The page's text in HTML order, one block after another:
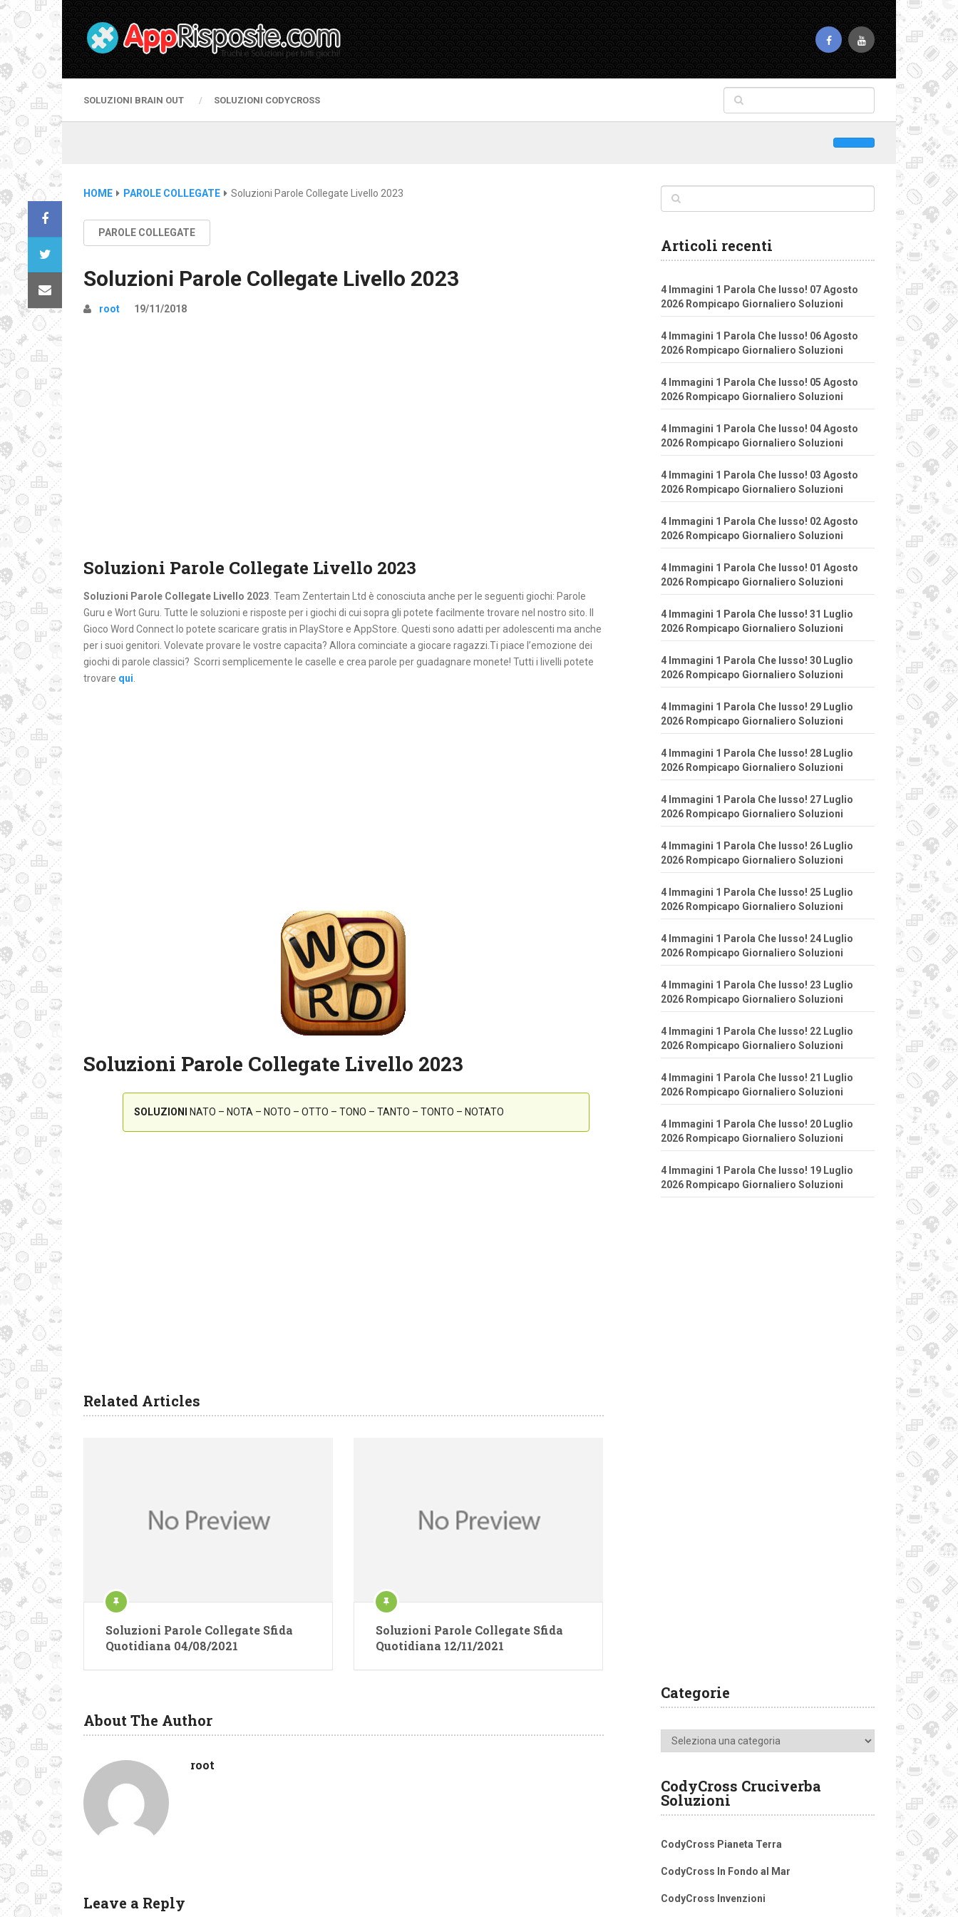
SOLUZIONI BRAIN OUT SOLUZIONI CODYCROSS
HOME PAROLE COLLEGATE Soluzioni Parole Collegate Livello 2023
PAROLE COLLEGATE
Soluzioni Parole Collegate Livello 2023
root 19/11/2018
Soluzioni Parole Collegate Livello 2023
Soluzioni Parole Collegate Livello 2023 . Team Zentertain Ltd è conosciuta anche per le seguenti giochi: Parole
Guru e Wort Guru. Tutte le soluzioni e risposte per i giochi di cui sopra gli potete facilmente trovare nel nostro sito. Il
Gioco Word Connect lo potete scaricare gratis in PlayStore e AppStore. Questi sono adatti per adolescenti ma anche
per i suoi genitori. Volevate provare le vostre capacita? Allora cominciate a giocare ragazzi.Ti piace l’emozione dei
giochi di parole classici? Scorri semplicemente le caselle e crea parole per guadagnare monete! Tutti i livelli potete
trovare qui
Soluzioni Parole Collegate Livello 2023
SOLUZIONI NATO – NOTA – NOTO – OTTO – TONO – TANTO – TONTO – NOTATO
Related Articles
Soluzioni Parole Collegate Sfida
Quotidiana 04/08/2021
Soluzioni Parole Collegate Sfida
Quotidiana 12/11/2021
About The Author
root
Leave a Reply
Articoli recenti
4 Immagini 1 Parola Che lusso! 07 Agosto
2026 Rompicapo Giornaliero Soluzioni
4 Immagini 1 Parola Che lusso! 06 Agosto
2026 Rompicapo Giornaliero Soluzioni
4 Immagini 1 Parola Che lusso! 05 Agosto
2026 Rompicapo Giornaliero Soluzioni
4 Immagini 1 Parola Che lusso! 04 Agosto
2026 Rompicapo Giornaliero Soluzioni
4 Immagini 1 Parola Che lusso! 03 Agosto
2026 Rompicapo Giornaliero Soluzioni
4 Immagini 1 Parola Che lusso! 02 Agosto
2026 Rompicapo Giornaliero Soluzioni
4 Immagini 1 Parola Che lusso! 01 Agosto
2026 Rompicapo Giornaliero Soluzioni
4 Immagini 1 Parola Che lusso! 31 Luglio
2026 Rompicapo Giornaliero Soluzioni
4 Immagini 1 Parola Che lusso! 30 Luglio
2026 Rompicapo Giornaliero Soluzioni
4 Immagini 1 Parola Che lusso! 29 Luglio
2026 Rompicapo Giornaliero Soluzioni
4 Immagini 1 Parola Che lusso! 28 Luglio
2026 Rompicapo Giornaliero Soluzioni
4 Immagini 1 Parola Che lusso! 27 Luglio
2026 Rompicapo Giornaliero Soluzioni
4 Immagini 1 Parola Che lusso! 26 Luglio
2026 Rompicapo Giornaliero Soluzioni
4 Immagini 1 Parola Che lusso! 25 Luglio
2026 Rompicapo Giornaliero Soluzioni
4 Immagini 1 Parola Che lusso! 24 Luglio
2026 Rompicapo Giornaliero Soluzioni
4 Immagini 1 Parola Che lusso! 23 Luglio
2026 Rompicapo Giornaliero Soluzioni
4 Immagini 1 Parola Che lusso! 22 Luglio
2026 Rompicapo Giornaliero Soluzioni
4 Immagini 1 Parola Che lusso! 21 Luglio
2026 Rompicapo Giornaliero Soluzioni
4 Immagini 1 Parola Che lusso! 20 Luglio
2026 Rompicapo Giornaliero Soluzioni
4 Immagini 1 Parola Che lusso! 19 Luglio
2026 Rompicapo Giornaliero Soluzioni
Categorie
Categorie
CodyCross Cruciverba
Soluzioni
CodyCross Pianeta Terra
CodyCross In Fondo al Mar
CodyCross Invenzioni